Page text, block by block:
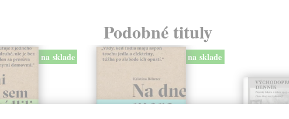
Podobné tituly
na sklade na sklade